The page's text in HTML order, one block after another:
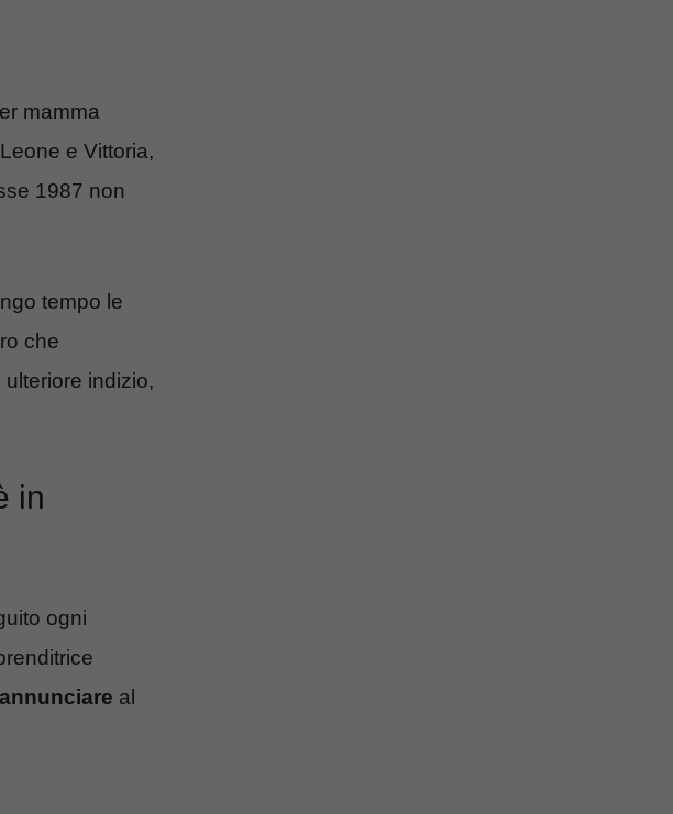
mamma
e Vittoria,
1987 non
tempo le
che
indizio,
in
ogni
annunciare al